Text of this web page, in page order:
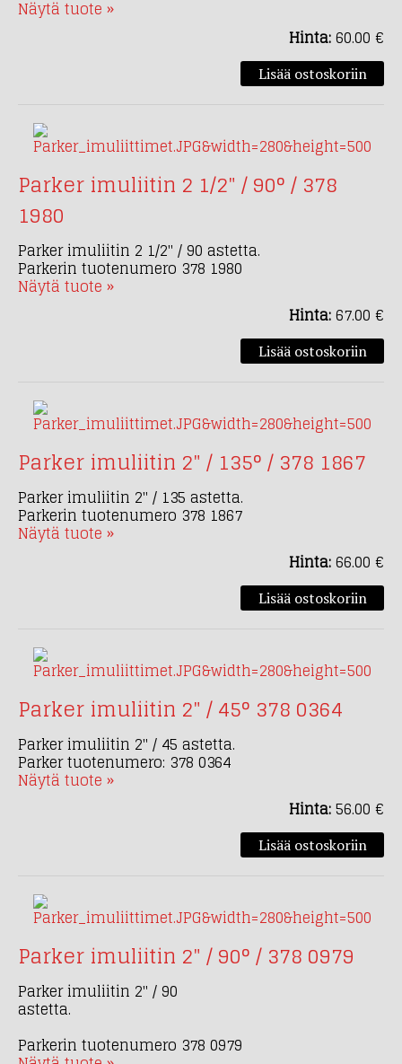
Näytä tuote »
Hinta:60.00 €
Parker imuliitin 2 1/2" / 90° / 378
1980
Parker imuliitin 2 1/2" / 90 astetta.
Parkerin tuotenumero 378 1980
Näytä tuote »
Hinta:67.00 €
Parker imuliitin 2" / 135° / 378 1867
Parker imuliitin 2" / 135 astetta.
Parkerin tuotenumero 378 1867
Näytä tuote »
Hinta:66.00 €
Parker imuliitin 2" / 45° 378 0364
Parker imuliitin 2" / 45 astetta.
Parker tuotenumero: 378 0364
Näytä tuote »
Hinta:56.00 €
Parker imuliitin 2" / 90° / 378 0979
Parker imuliitin 2" / 90
astetta.
Parkerin tuotenumero 378 0979